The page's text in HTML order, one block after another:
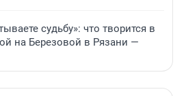
судьбу»: что творится в
на Березовой в Рязани —